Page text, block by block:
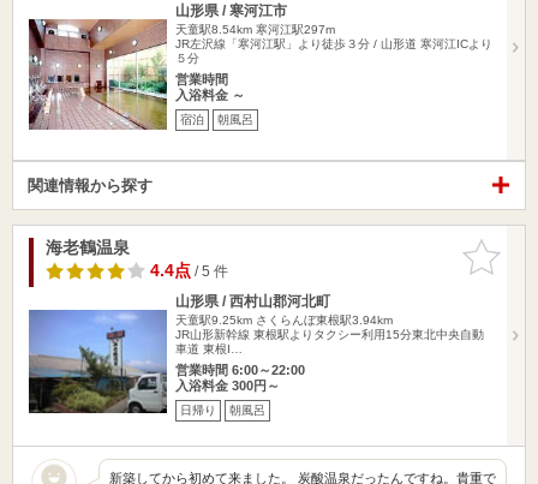
山形県 / 寒河江市
天童駅8.54km 寒河江駅297m
JR左沢線「寒河江駅」より徒歩３分 / 山形道 寒河江ICより
５分
営業時間
入浴料金 ～
宿泊 朝風呂
関連情報から探す
お気に入
りに追加
海老鶴温泉
4.4点/ 5 件
山形県 / 西村山郡河北町
天童駅9.25km さくらんぼ東根駅3.94km
JR山形新幹線 東根駅よりタクシー利用15分東北中央自動
車道 東根I…
営業時間 6:00～22:00
入浴料金 300円～
日帰り 朝風呂
新築してから初めて来ました。 炭酸温泉だったんですね。貴重で